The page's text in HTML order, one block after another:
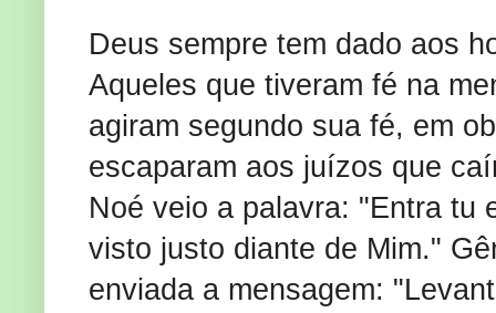
Deus sempre tem dado aos
Aqueles que tiveram fé na
agiram segundo sua fé, em
escaparam aos juízos que
Noé veio a palavra: "Entra tu
visto justo diante de Mim."
enviada a mensagem: